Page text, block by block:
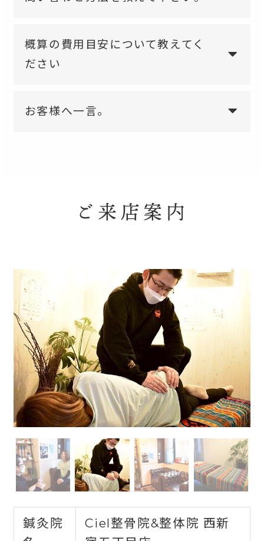
概算の費用目安について教えてく
ださい
お客様へ一言。
ご来店案内
鍼灸院
Ciel整骨院&整体院 西新